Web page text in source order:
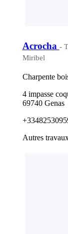
Acrocha -
Miribel
Charpente
4 impasse
69740 Genas
Autres